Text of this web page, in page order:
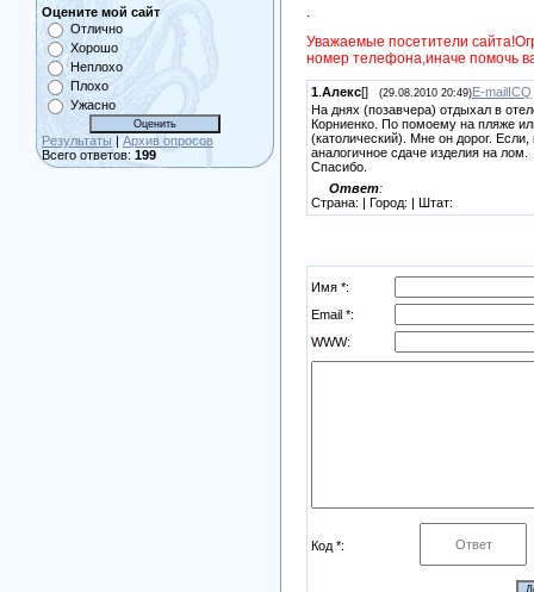
Оцените мой сайт
Отлично
Хорошо
Неплохо
Плохо
Ужасно
Результаты | Архив опросов
Всего ответов: 199
.
Уважаемые посетители
номер телефона,иначе помочь
1 Алекс[] (29.08.2010 20:49)E-mailICQ
На днях (позавчера) отдыхал в
Корниенко. По помоему на пляже
(католический). Мне он дорог. Если,
аналогичное сдаче изделия на лом.
Спасибо.
Ответ:
Страна: | Город: | Штат:
Имя *:
Email *:
WWW:
Код *: